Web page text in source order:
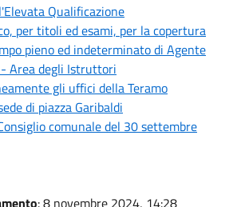
Qualificazione
per titoli ed esami, per la copertura
pieno ed indeterminato di Agente
Area degli Istruttori
gli uffici della Teramo
di piazza Garibaldi
comunale del 30 settembre
: 8 novembre 2024, 14:28